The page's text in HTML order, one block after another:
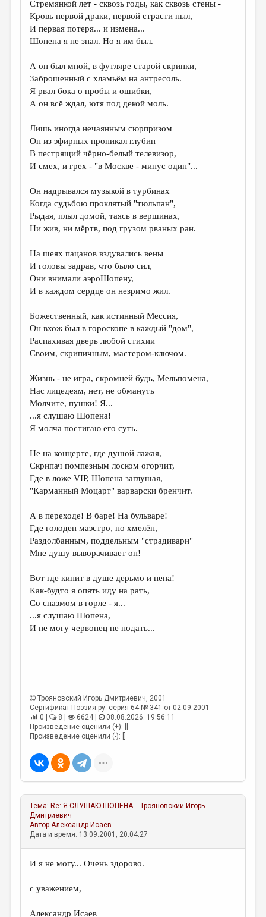
СТРАНИЦЫ ПАМЯТИ
ОБЪЯВЛЕНИЯ
КОЛОНКА РЕДАКТОРА
РЕДКОЛЛЕГИЯ
ОТ РЕДАКЦИИ
ЭССЕИСТИКА
ЛИТЕРАТУРОВЕДЕНИЕ
ПУБЛИЦИСТИКА
РЕЦЕНЗИРОВАНИЕ
ТРЕДИАКОВСКИЙ
МЕДИА
Стремянкой лет - сквозь годы, как сквозь стены -
Кровь первой драки, первой страсти пыл,
И первая потеря... и измена...
Шопена я не знал. Но я им был.
А он был мной, в футляре старой скрипки,
Заброшенный с хламьём на антресоль.
Я рвал бока о пробы и ошибки,
А он всё ждал, ютя под декой моль.
Лишь иногда нечаянным сюрпризом
Он из эфирных проникал глубин
В пестрящий чёрно-белый телевизор,
И смех, и грех - "в Москве - минус один"...
Он надрывался музыкой в турбинах
Когда судьбою проклятый "тюльпан",
Рыдая, плыл домой, таясь в вершинах,
Ни жив, ни мёртв, под грузом рваных ран.
На шеях пацанов вздувались вены
И головы задрав, что было сил,
Они внимали аэроШопену,
И в каждом сердце он незримо жил.
Божественный, как истинный Мессия,
Он вхож был в гороскопе в каждый "дом",
Распахивая дверь любой стихии
Своим, скрипичным, мастером-ключом.
Жизнь - не игра, скромней будь, Мельпомена,
Нас лицедеям, нет, не обмануть
Молчите, пушки! Я...
...я слушаю Шопена!
Я молча постигаю его суть.
Не на концерте, где душой лажая,
Скрипач помпезным лоском огорчит,
Где в ложе VIP, Шопена заглушая,
"Карманный Моцарт" варварски бренчит.
А в переходе! В баре! На бульваре!
Где голоден маэстро, но хмелён,
Раздолбанным, поддельным "страдивари"
Мне душу выворачивает он!
Вот где кипит в душе дерьмо и пена!
Как-будто я опять иду на рать,
Со спазмом в горле - я...
...я слушаю Шопена,
И не могу червонец не подать...
Трояновский Игорь Дмитриевич, 2001
Сертификат Поэзия.ру: серия 64 № 341 от 02.09.2001
0 |
8 | 6624 |
08.08.2026. 19:56:11
Произведение оценили (+): []
Произведение оценили (-): []
Тема: Re: Я СЛУШАЮ ШОПЕНА... Трояновский Игорь
Дмитриевич
АвторАлександр Исаев
Дата и время: 13.09.2001, 20:04:27
И я не могу... Очень здорово.
с уважением,
Александр Исаев